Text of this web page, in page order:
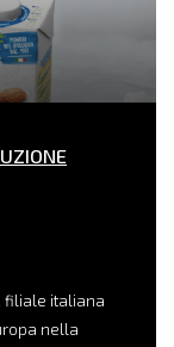
filiale italiana
nella